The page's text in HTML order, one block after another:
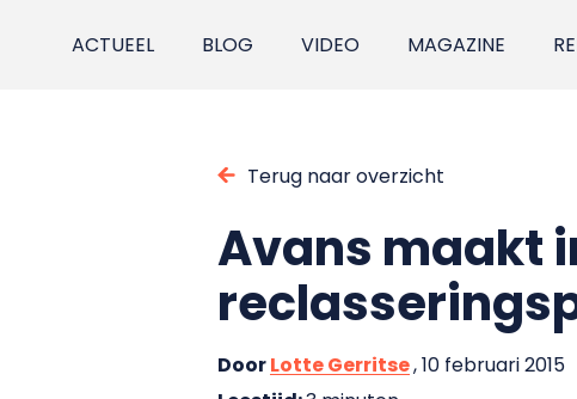
ACTUEEL BLOG VIDEO MAGAZINE
Terug naar overzicht
Avans maakt
DoorLotte Gerritse, 10 februari 2015